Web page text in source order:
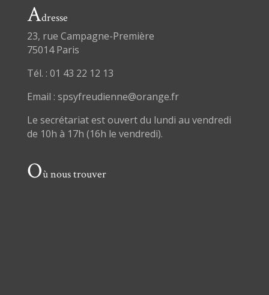
Adresse
23, rue Campagne-Première
75014 Paris
Tél. : 01 43 22 12 13
Email : spsyfreudienne@orange.fr
Le secrétariat est ouvert du lundi au vendredi
de 10h à 17h (16h le vendredi).
Où nous trouver